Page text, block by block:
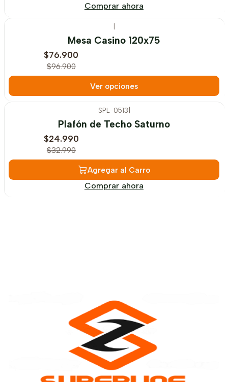
Comprar ahora
Mesa Casino 120x75
$76.900
$96.900
Ver opciones
SPL-0513
Plafón de Techo Saturno
$24.990
$32.990
Agregar al Carro
Comprar ahora